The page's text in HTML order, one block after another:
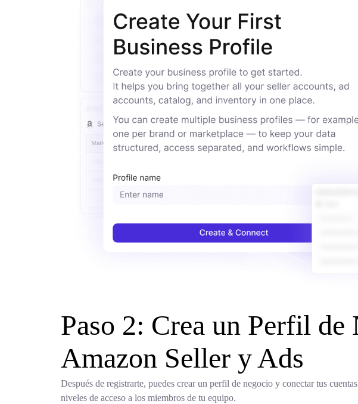
Paso 2: Crea un Perfil de
Amazon Seller y Ads
Después de registrarte, puedes crear un perfil de negocio y conectar tus
niveles de acceso a los miembros de tu equipo.